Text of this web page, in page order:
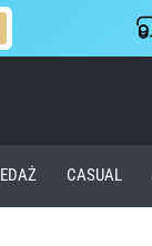
CASUAL